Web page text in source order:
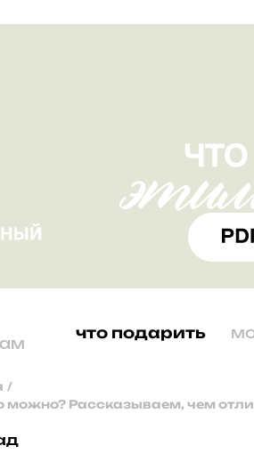
что подарить
/
можно? Рассказываем, чем